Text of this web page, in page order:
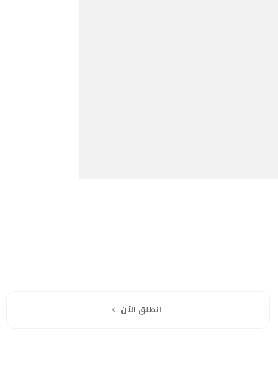
انطلق الآن